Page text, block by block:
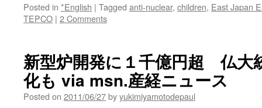
Posted in *English | Tagged anti-nuclear, children, East Japan
TEPCO | 2 Comments
新型炉開発に１千億円超 仏大
化も via msn.産経ニュース
Posted on 2011/06/27byyukimiyamotodepaul